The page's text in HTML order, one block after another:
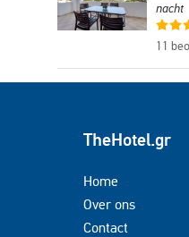
nacht
11
TheHotel.gr
Home
Over ons
Contact